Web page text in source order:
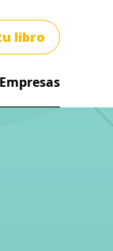
libro
Empresas